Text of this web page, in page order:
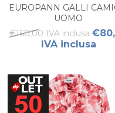
EUROPANN GALLI
UOMO
€160,00 IVA inclusa
IVA inclusa